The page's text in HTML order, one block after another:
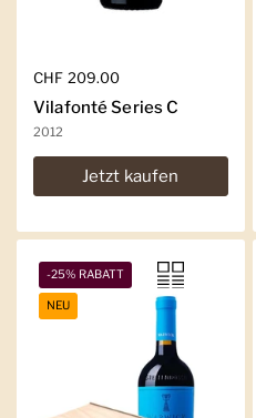
Regulärer Preis
CHF 209.00
Vilafonté Series C
2012
Jetzt kaufen
-25% RABATT
NEU